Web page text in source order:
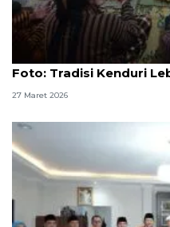
Foto: Tradisi Kenduri
27 Maret 2026